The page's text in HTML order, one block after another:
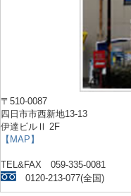
〒510-0087
四日市市西新地13-13
伊達ビルⅡ 2F
【MAP】
TEL&FAX 059-335-0081
0120-213-077(全国)